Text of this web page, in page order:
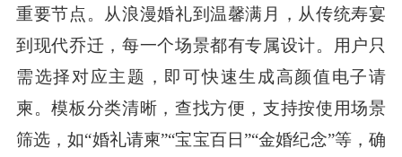
重要节点。从浪漫婚礼到温馨满月，从传统寿宴
到现代乔迁，每一个场景都有专属设计。用户只
需选择对应主题，即可快速生成高颜值电子请
柬。模板分类清晰，查找方便，支持按使用场景
筛选，如“婚礼请柬”“宝宝百日”“金婚纪念”等，确